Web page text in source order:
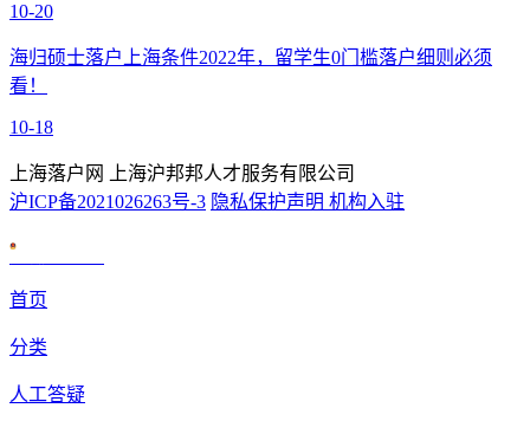
10-20
海归硕士落户上海条件2022年，留学生0门槛落户细则必须
看！
10-18
上海落户网 上海沪邦邦人才服务有限公司
沪ICP备2021026263号-3 隐私保护声明 机构入驻
首页
分类
人工答疑